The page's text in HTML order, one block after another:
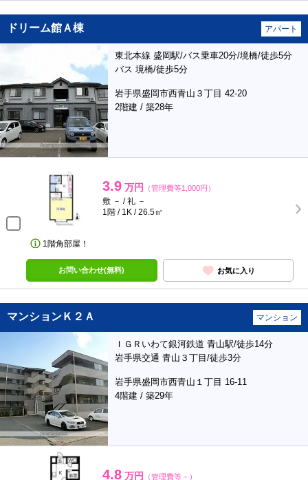
ドリーム館Ａ棟 アパート
東北本線 盛岡駅/バス乗車20分/境橋/徒歩5分
バス 境橋/徒歩5分
岩手県盛岡市西青山３丁目 42-20
2階建 / 築28年
3.9 万円 （管理費等1,000円）
敷 － / 礼 －
1階 / 1K / 26.5㎡
1階角部屋！
お問い合わせ(無料) お気に入り
マンションＫ２Ａ マンション
ＩＧＲいわて銀河鉄道 青山駅/徒歩14分
岩手県交通 青山３丁目/徒歩3分
岩手県盛岡市西青山１丁目 16-11
4階建 / 築29年
4.8 万円 （管理費等－）